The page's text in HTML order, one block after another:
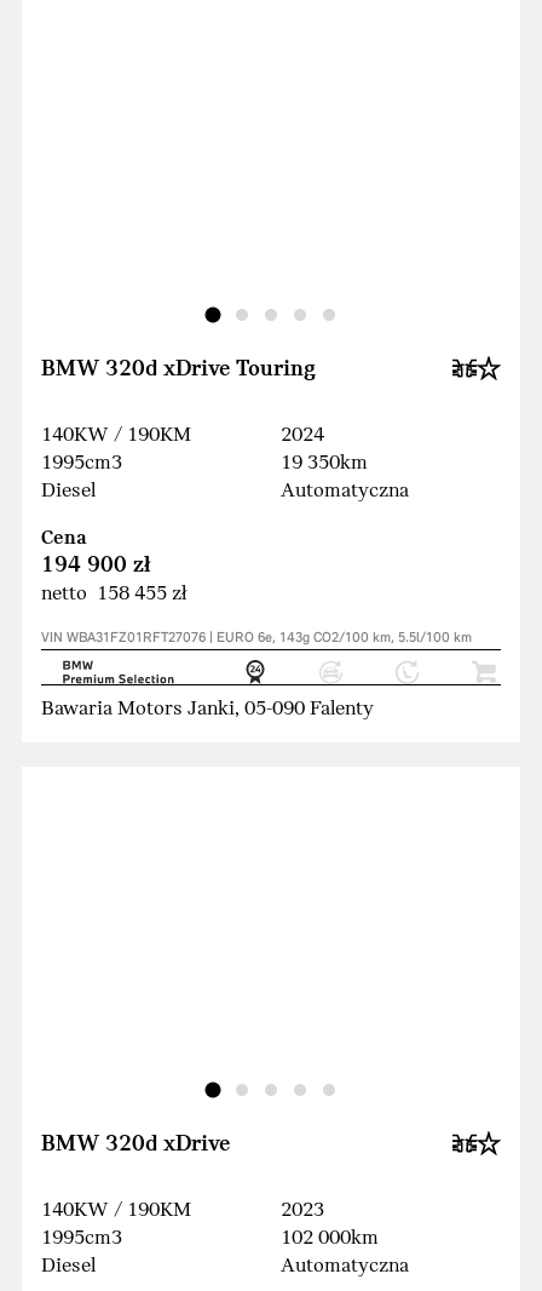
BMW 320d xDrive Touring
140KW / 190KM
1995cm3
Diesel
2024
19 350km
Automatyczna
Cena
194 900 zł
netto 158 455 zł
VIN WBA31FZ01RFT27076 | EURO 6e, 143g CO2/100 km, 5.5l/100 km
Bawaria Motors Janki, 05-090 Falenty
BMW 320d xDrive
140KW / 190KM
1995cm3
Diesel
2023
102 000km
Automatyczna